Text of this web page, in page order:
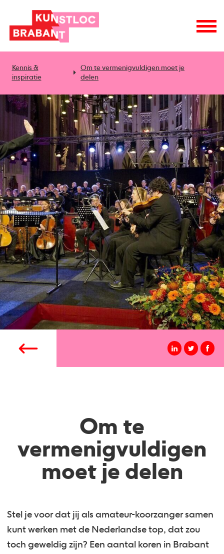
Kennis &
inspiratie
Om te vermenigvuldigen moet je
delen
Om te
vermenigvuldigen
moet je delen
Stel je voor dat jij als amateur-koorzanger samen
kunt werken met de Nederlandse top, dat zou
toch geweldig zijn? Een aantal koren in Brabant